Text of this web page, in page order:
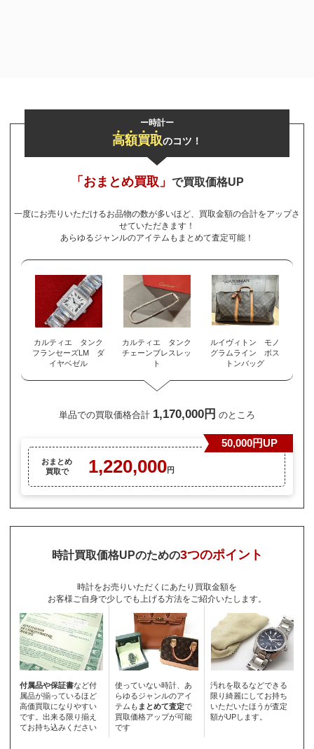
ー時計ー
高額買取のコツ！
「おまとめ買取」 で買取価格UP
一度にお売りいただけるお品物の数が多いほど、買取金額の合計をアップさ
せていただきます！
あらゆるジャンルのアイテムもまとめて査定可能！
カルティエ タンク
フランセーズLM ダ
イヤベゼル
カルティエ タンク
チェーンブレスレッ
ト
ルイヴィトン モノ
グラムライン ボス
トンバッグ
単品での買取価格合計 1,170,000円 のところ
おまとめ
買取で
1,220,000円
50,000円UP
時計買取価格UPのための3つのポイント
時計をお売りいただくにあたり買取金額を
お客様ご自身で少しでも上げる方法をご紹介いたします。
付属品や保証書など付
属品が揃っているほど
高価買取になりやすい
です。出来る限り揃え
てお持ち込みください
使っていない時計、あ
らゆるジャンルのアイ
テムも まとめて査定で
買取価格アップが可能
です
汚れを取るなどできる
限り綺麗にしてお持ち
いただいたほうが査定
額がUPします。